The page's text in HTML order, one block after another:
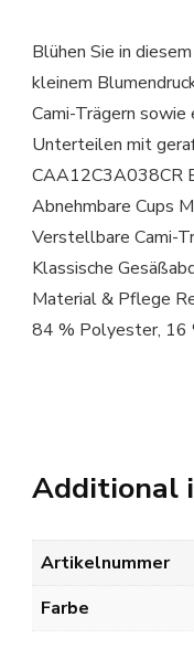
Blühen Sie in
kleinem
Cami-Trägern
Unterteilen mit
CAA12C3A038CR
Abnehmbare Cups
Verstellbare Cami-
Klassische
Material & Pflege
84 % Polyester, 16
Additional
Artikelnummer
Farbe